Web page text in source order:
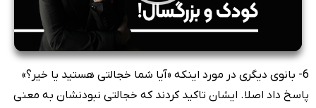
6- بانوی دیگری در مورد اینکه «آیا شما خجالتی هستید یا خیر؟»
پاسخ داد اصلا. ایشان تاکید کردند که خجالتی نبودنشان به معنی